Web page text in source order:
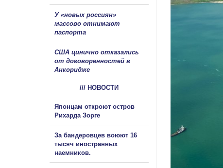
У «новых россиян»
массово отнимают
паспорта
США цинично отказались
от договоренностей в
Анкоридже
/// НОВОСТИ
Японцам откроют остров
Рихарда Зорге
За бандеровцев воюют 16
тысяч иностранных
наемников.